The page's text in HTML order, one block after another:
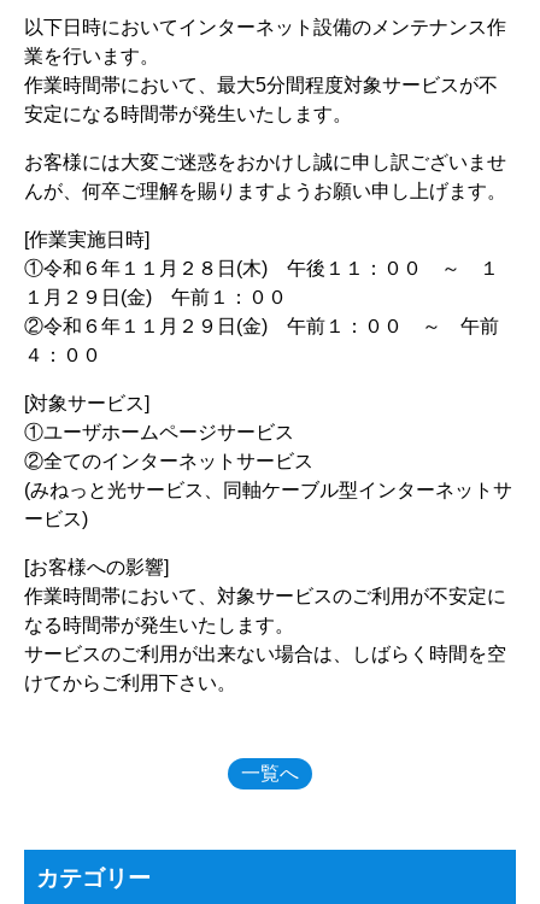
以下日時においてインターネット設備のメンテナンス作
業を行います。
作業時間帯において、最大5分間程度対象サービスが不
安定になる時間帯が発生いたします。
お客様には大変ご迷惑をおかけし誠に申し訳ございませ
んが、何卒ご理解を賜りますようお願い申し上げます。
[作業実施日時]
①令和６年１１月２８日(木) 午後１１：００ ～ １
１月２９日(金) 午前１：００
②令和６年１１月２９日(金) 午前１：００ ～ 午前
４：００
[対象サービス]
①ユーザホームページサービス
②全てのインターネットサービス
(みねっと光サービス、同軸ケーブル型インターネットサ
ービス)
[お客様への影響]
作業時間帯において、対象サービスのご利用が不安定に
なる時間帯が発生いたします。
サービスのご利用が出来ない場合は、しばらく時間を空
けてからご利用下さい。
一覧へ
カテゴリー